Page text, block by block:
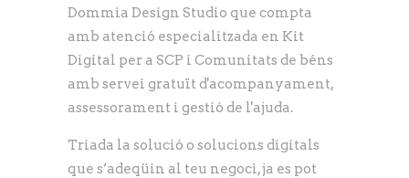
Dommia Design Studio que compta
amb atenció especialitzada en Kit
Digital per a SCP i Comunitats de béns
amb servei gratuït d'acompanyament,
assessorament i gestió de l'ajuda.
Triada la solució o solucions digitals
que s’adeqüin al teu negoci, ja es pot